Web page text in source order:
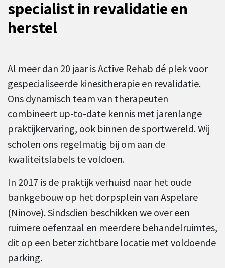
specialist in revalidatie en
herstel
Al meer dan 20 jaar is Active Rehab dé plek voor
gespecialiseerde kinesitherapie en revalidatie.
Ons dynamisch team van therapeuten
combineert up-to-date kennis met jarenlange
praktijkervaring, ook binnen de sportwereld. Wij
scholen ons regelmatig bij om aan de
kwaliteitslabels te voldoen.
In 2017 is de praktijk verhuisd naar het oude
bankgebouw op het dorpsplein van Aspelare
(Ninove). Sindsdien beschikken we over een
ruimere oefenzaal en meerdere behandelruimtes,
dit op een beter zichtbare locatie met voldoende
parking.